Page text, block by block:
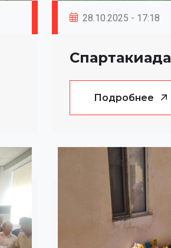
28.10.2025 - 17:18
Спартакиада
Подробнее